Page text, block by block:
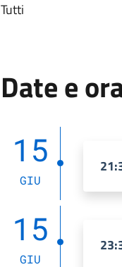
Tutti
Date e
15
GIU
15
GIU